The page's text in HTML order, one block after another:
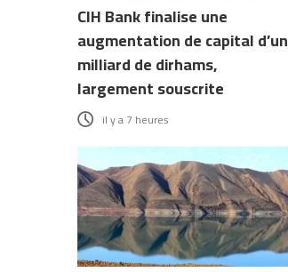
CIH Bank finalise une
augmentation de capital d’un
milliard de dirhams,
largement souscrite
il y a 7 heures